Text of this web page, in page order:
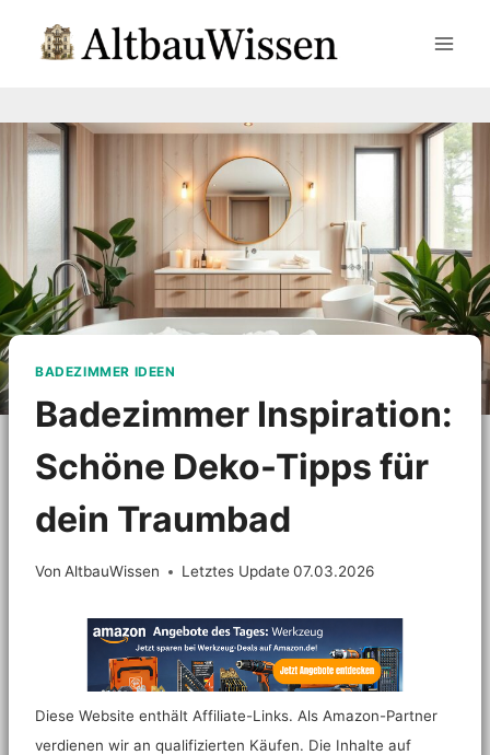
Inhalt
BADEZIMMER IDEEN
Badezimmer Inspiration:
Schöne Deko-Tipps für
dein Traumbad
Von AltbauWissen Letztes Update 07.03.2026
Diese Website enthält Affiliate-Links. Als Amazon-Partner
verdienen wir an qualifizierten Käufen. Die Inhalte auf